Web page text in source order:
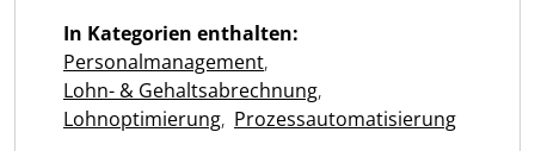
In Kategorien enthalten:
Personalmanagement,
Lohn- & Gehaltsabrechnung,
Lohnoptimierung, Prozessautomatisierung